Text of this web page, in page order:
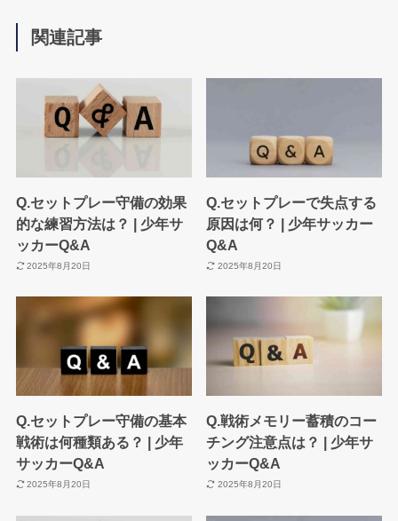
関連記事
Q.セットプレー守備の効果
的な練習方法は？ | 少年サ
ッカーQ&A
2025年8月20日
Q.セットプレーで失点する
原因は何？ | 少年サッカー
Q&A
2025年8月20日
Q.セットプレー守備の基本
戦術は何種類ある？ | 少年
サッカーQ&A
2025年8月20日
Q.戦術メモリー蓄積のコー
チング注意点は？ | 少年サ
ッカーQ&A
2025年8月20日